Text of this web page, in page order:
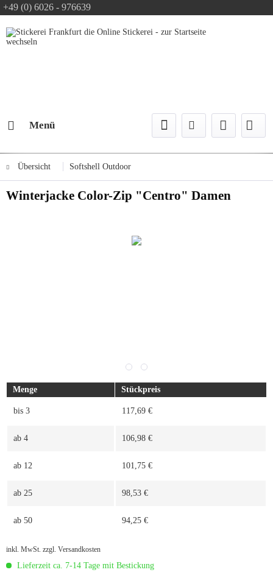
+49 (0) 6026 - 976639
Text-Logo kostenlos
Logo Konfiguration
Menü
Übersicht Softshell Outdoor
Winterjacke Color-Zip "Centro" Damen
Menge Stückpreis
bis 3 117,69 €
ab 4 106,98 €
ab 12 101,75 €
ab 25 98,53 €
ab 50 94,25 €
inkl. MwSt. zzgl. Versandkosten
Lieferzeit ca. 7-14 Tage mit Bestickung